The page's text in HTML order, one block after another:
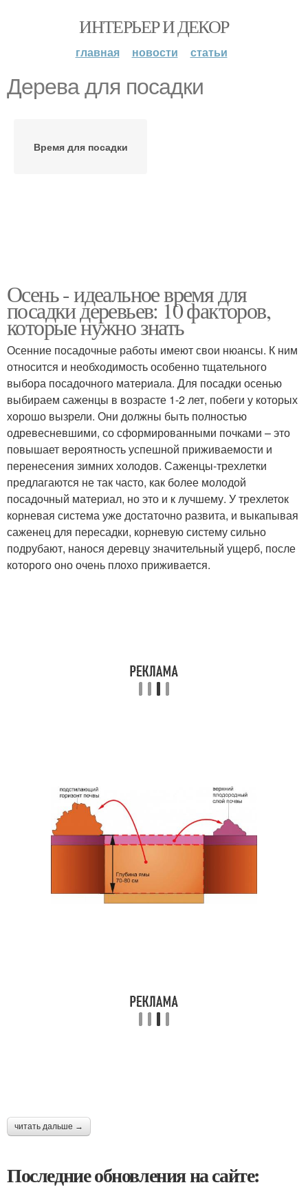
ИНТЕРЬЕР И ДЕКОР
главная новости статьи
Дерева для посадки
Время для посадки
Осень - идеальное время для
посадки деревьев: 10 факторов,
которые нужно знать
Осенние посадочные работы имеют свои нюансы. К ним
относится и необходимость особенно тщательного
выбора посадочного материала. Для посадки осенью
выбираем саженцы в возрасте 1-2 лет, побеги у которых
хорошо вызрели. Они должны быть полностью
одревесневшими, со сформированными почками – это
повышает вероятность успешной приживаемости и
перенесения зимних холодов. Саженцы-трехлетки
предлагаются не так часто, как более молодой
посадочный материал, но это и к лучшему. У трехлеток
корневая система уже достаточно развита, и выкапывая
саженец для пересадки, корневую систему сильно
подрубают, нанося деревцу значительный ущерб, после
которого оно очень плохо приживается.
читать дальше →
Последние обновления на сайте: